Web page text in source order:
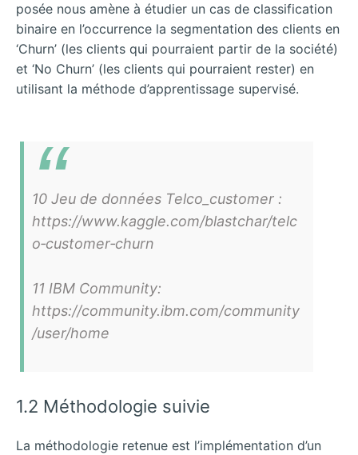
posée nous amène à étudier un cas de classification
binaire en l’occurrence la segmentation des clients en
‘Churn’ (les clients qui pourraient partir de la société)
et ‘No Churn’ (les clients qui pourraient rester) en
utilisant la méthode d’apprentissage supervisé.
10 Jeu de données Telco_customer :
https://www.kaggle.com/blastchar/telc
o‐customer‐churn
11 IBM Community:
https://community.ibm.com/community
/user/home
1.2 Méthodologie suivie
La méthodologie retenue est l’implémentation d’un